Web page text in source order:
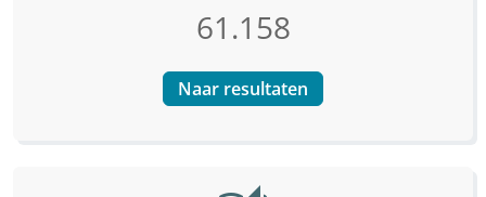
61.158
Naar resultaten